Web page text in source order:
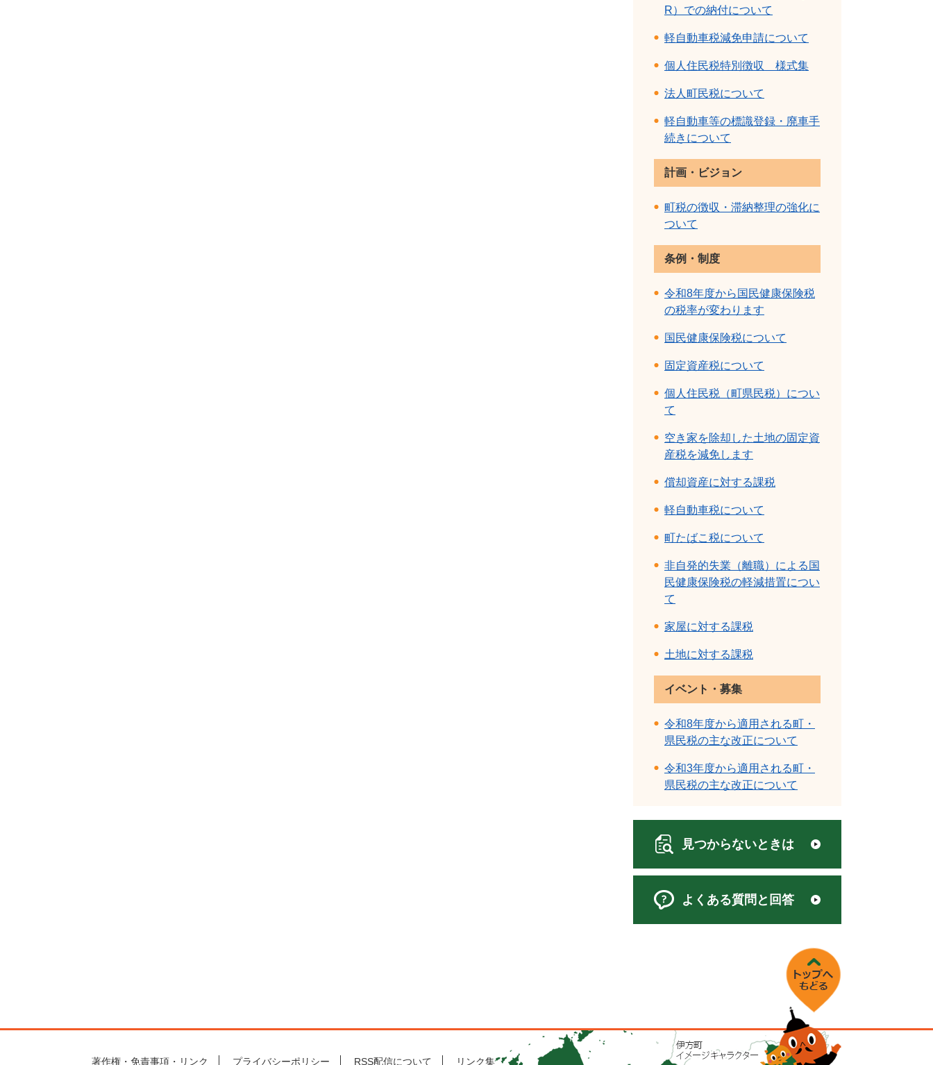
R）での納付について
軽自動車税減免申請について
個人住民税特別徴収＿様式集
法人町民税について
軽自動車等の標識登録・廃車手
続きについて
計画・ビジョン
町税の徴収・滞納整理の強化に
ついて
条例・制度
令和8年度から国民健康保険税
の税率が変わります
国民健康保険税について
固定資産税について
個人住民税（町県民税）につい
て
空き家を除却した土地の固定資
産税を減免します
償却資産に対する課税
軽自動車税について
町たばこ税について
非自発的失業（離職）による国
民健康保険税の軽減措置につい
て
家屋に対する課税
土地に対する課税
イベント・募集
令和8年度から適用される町・
県民税の主な改正について
令和3年度から適用される町・
県民税の主な改正について
見つからないときは
よくある質問と回答
著作権・免責事項・リンク プライバシーポリシー RSS配信について リンク集